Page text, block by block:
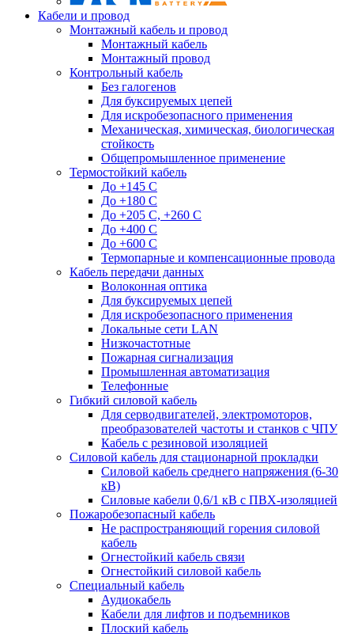
Кабели и провод
Монтажный кабель и провод
Монтажный кабель
Монтажный провод
Контрольный кабель
Без галогенов
Для буксируемых цепей
Для искробезопасного применения
Механическая, химическая, биологическая
стойкость
Общепромышленное применение
Термостойкий кабель
До +145 С
До +180 C
До +205 С, +260 С
До +400 C
До +600 С
Термопарные и компенсационные провода
Кабель передачи данных
Волоконная оптика
Для буксируемых цепей
Для искробезопасного применения
Локальные сети LAN
Низкочастотные
Пожарная сигнализация
Промышленная автоматизация
Телефонные
Гибкий силовой кабель
Для серводвигателей, электромоторов,
преобразователей частоты и станков с ЧПУ
Кабель с резиновой изоляцией
Силовой кабель для стационарной прокладки
Силовой кабель среднего напряжения (6-30
кВ)
Силовые кабели 0,6/1 кВ с ПВХ-изоляцией
Пожаробезопасный кабель
Не распространяющий горения силовой
кабель
Огнестойкий кабель связи
Огнестойкий силовой кабель
Специальный кабель
Аудиокабель
Кабели для лифтов и подъемников
Плоский кабель